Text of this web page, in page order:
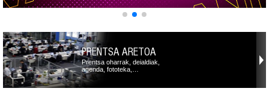
PRENTSA ARETOA
Prentsa oharrak, deialdiak,
agenda, fototeka,…